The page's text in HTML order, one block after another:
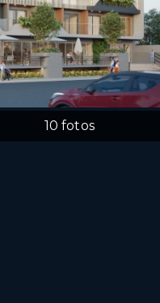
10 fotos